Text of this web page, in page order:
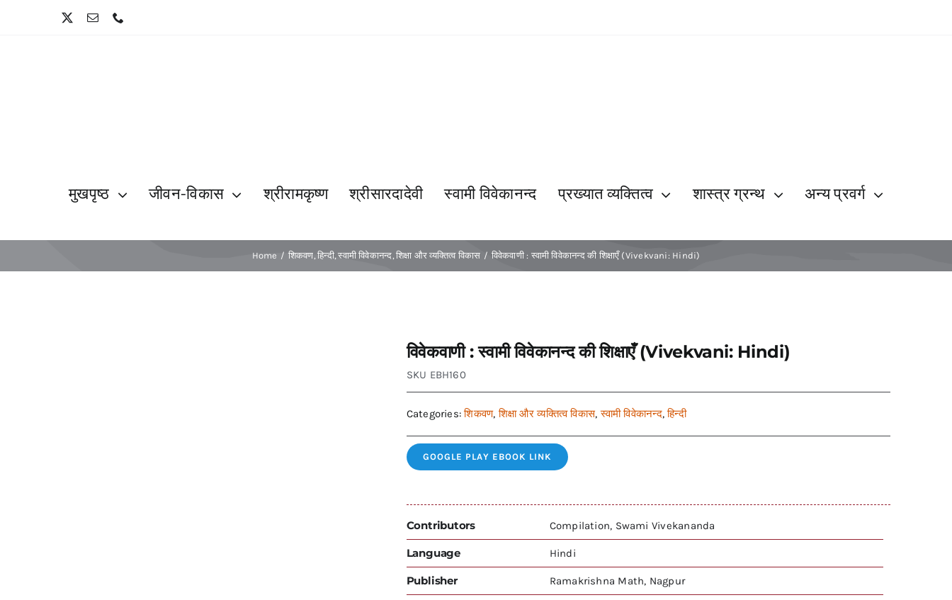
मुखपृष्ठ जीवन-विकास श्रीरामकृष्ण श्रीसारदादेवी स्वामी विवेकानन्द प्रख्यात व्यक्तित्व शास्त्र ग्रन्थ अन्य प्रवर्ग
Home शिकवण हिन्दी स्वामी विवेकानन्द शिक्षा और व्यक्तित्व विकास विवेकवाणी : स्वामी विवेकानन्द की शिक्षाएँ (Vivekvani: Hindi)
विवेकवाणी : स्वामी विवेकानन्द की शिक्षाएँ (Vivekvani: Hindi)
SKU EBH160
Categories:शिकवण,शिक्षा और व्यक्तित्व विकास,स्वामी विवेकानन्द,हिन्दी
GOOGLE PLAY EBOOK LINK
Contributors Compilation, Swami Vivekananda
Language Hindi
Publisher Ramakrishna Math, Nagpur